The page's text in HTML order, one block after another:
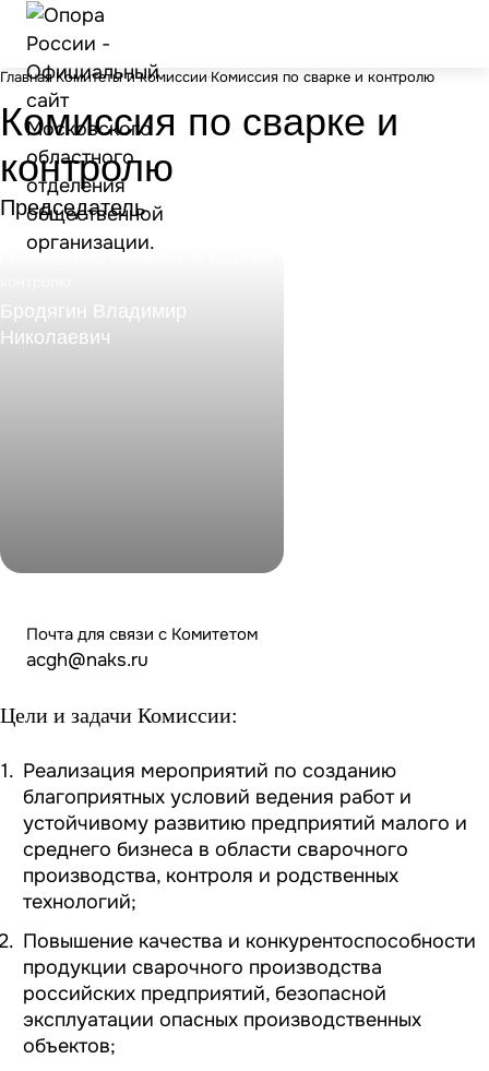
Главная Комитеты и комиссии Комиссия по сварке и контролю
Комиссия по сварке и
контролю
Председатель
Председатель Комиссии по сварке и
Бродягин Владимир
Николаевич
Почта для связи с Комитетом
acgh@naks.ru
Цели и задачи Комиссии:
Реализация мероприятий по созданию
благоприятных условий ведения работ и
устойчивому развитию предприятий малого и
среднего бизнеса в области сварочного
производства, контроля и родственных
технологий;
Повышение качества и конкурентоспособности
продукции сварочного производства
российских предприятий, безопасной
эксплуатации опасных производственных
объектов;